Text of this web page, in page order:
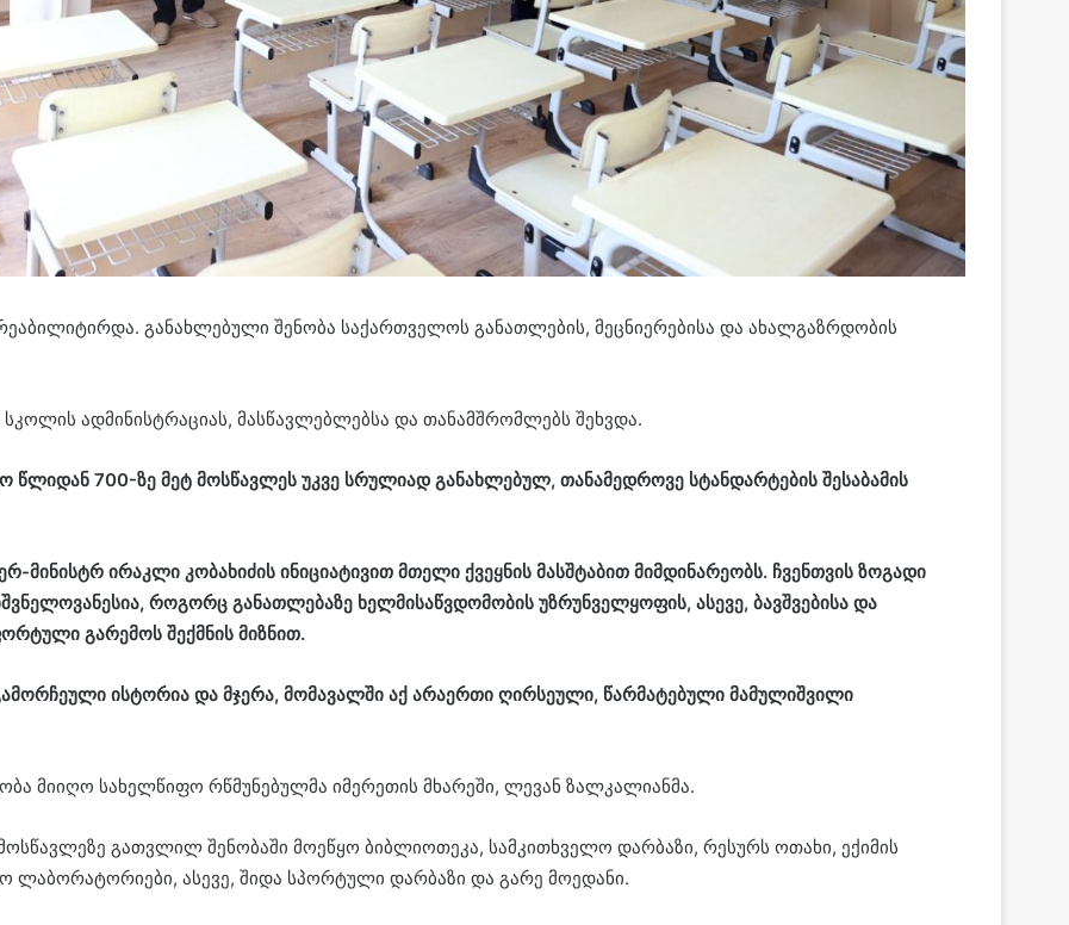
განახლებული შენობა საქართველოს განათლების, მეცნიერებისა და ახალგაზრდობის
ადმინისტრაციას, მასწავლებლებსა და თანამშრომლებს შეხვდა.
700-ზე მეტ მოსწავლეს უკვე სრულიად განახლებულ, თანამედროვე სტანდარტების შესაბამის
მინისტრ ირაკლი კობახიძის ინიციატივით მთელი ქვეყნის მასშტაბით მიმდინარეობს. ჩვენთვის ზოგადი
როგორც განათლებაზე ხელმისაწვდომობის უზრუნველყოფის, ასევე, ბავშვებისა და
გარემოს შექმნის მიზნით.
ისტორია და მჯერა, მომავალში აქ არაერთი ღირსეული, წარმატებული მამულიშვილი
მიიღო სახელწიფო რწმუნებულმა იმერეთის მხარეში, ლევან ზალკალიანმა.
გათვლილ შენობაში მოეწყო ბიბლიოთეკა, სამკითხველო დარბაზი, რესურს ოთახი, ექიმის
ლაბორატორიები, ასევე, შიდა სპორტული დარბაზი და გარე მოედანი.